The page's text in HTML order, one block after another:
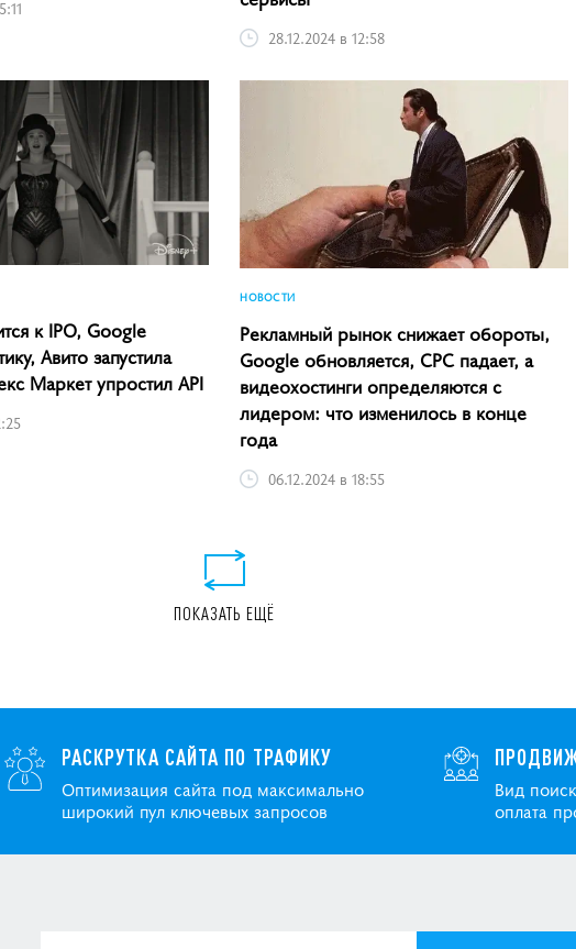
28.12.2024 в 12:58
к IPO, Google
Авито запустила
Маркет упростил API
НОВОСТИ
Рекламный рынок снижает обороты,
Google обновляется, CPC падает, а
видеохостинги определяются с
лидером: что изменилось в конце
года
06.12.2024 в 18:55
ПОКАЗАТЬ ЕЩЁ
РАСКРУТКА САЙТА ПО ТРАФИКУ
Оптимизация сайта под максимально
широкий пул ключевых запросов
Вид
оплата